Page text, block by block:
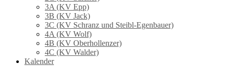
3A (KV Epp)
3B (KV Jack)
3C (KV Schranz und Steibl-Egenbauer)
4A (KV Wolf)
4B (KV Oberhollenzer)
4C (KV Walder)
Kalender